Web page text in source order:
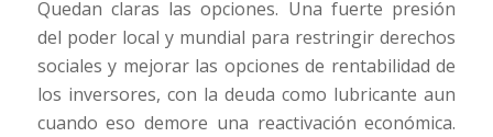
Quedan claras las opciones. Una fuerte presión
del poder local y mundial para restringir derechos
sociales y mejorar las opciones de rentabilidad de
los inversores, con la deuda como lubricante aun
cuando eso demore una reactivación económica.